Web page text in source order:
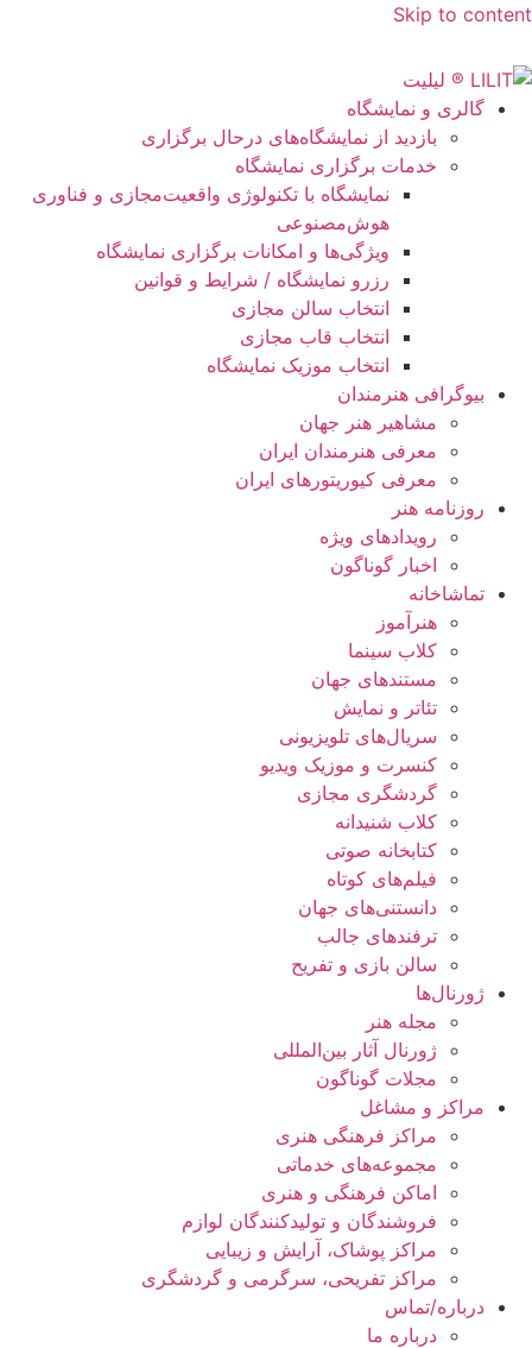
Skip to content
گالری و نمایشگاه
بازدید از نمایشگاه‌های درحال برگزاری
خدمات برگزاری نمایشگاه
نمایشگاه با تکنولوژی واقعیت‌مجازی و فناوری
هوش‌مصنوعی
ویژگی‌ها و امکانات برگزاری نمایشگاه
رزرو نمایشگاه / شرایط و قوانین
انتخاب سالن مجازی
انتخاب قاب مجازی
انتخاب موزیک نمایشگاه
بیوگرافی هنرمندان
مشاهیر هنر جهان
معرفی هنرمندان ایران
معرفی کیوریتورهای ایران
روزنامه هنر
رویدادهای ویژه
اخبار گوناگون
تماشاخانه
هنرآموز
کلاب سینما
مستندهای جهان
تئاتر و نمایش
سریال‌های تلویزیونی
کنسرت و موزیک ویدیو
گردشگری مجازی
کلاب شنیدانه
کتابخانه صوتی
فیلم‌های کوتاه
دانستنی‌های جهان
ترفندهای جالب
سالن بازی و تفریح
ژورنال‌ها
مجله هنر
ژورنال آثار بین‌المللی
مجلات گوناگون
مراکز و مشاغل
مراکز فرهنگی هنری
مجموعه‌های خدماتی
اماکن فرهنگی و هنری
فروشندگان و تولیدکنندگان لوازم
مراکز پوشاک، آرایش و زیبایی
مراکز تفریحی، سرگرمی و گردشگری
درباره/تماس
درباره ما